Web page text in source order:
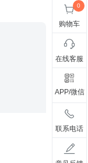
购物车
在线客服
APP/微信
联系电话